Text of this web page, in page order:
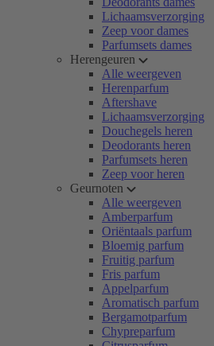
Lichaamsverzorging
Zeep voor dames
Parfumsets dames
Herengeuren
Alle weergeven
Herenparfum
Aftershave
Lichaamsverzorging
Douchegels heren
Deodorants heren
Parfumsets heren
Zeep voor heren
Geurnoten
Alle weergeven
Amberparfum
Oriëntaals parfum
Bloemig parfum
Fruitig parfum
Fris parfum
Appelparfum
Aromatisch parfum
Bergamotparfum
Chypreparfum